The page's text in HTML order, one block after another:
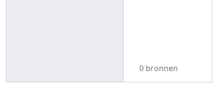
0 bronnen